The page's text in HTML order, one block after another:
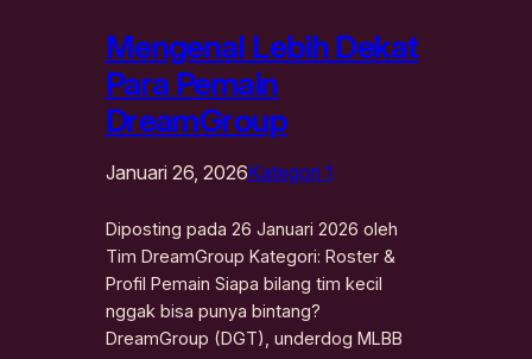
Mengenal Lebih Dekat
Para Pemain
DreamGroup
Januari 26, 2026Kategori 1
Diposting pada 26 Januari 2026 oleh
Tim DreamGroup Kategori: Roster &
Profil Pemain Siapa bilang tim kecil
nggak bisa punya bintang?
DreamGroup (DGT), underdog MLBB